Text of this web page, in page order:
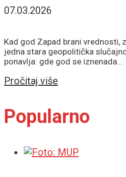
07.03.2026
Kad god Zapad brani vrednosti,
jedna stara geopolitička
ponavlja: gde god se iznenada...
Pročitaj više
Popularno